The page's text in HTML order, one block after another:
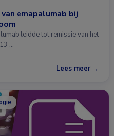
emapalumab bij
leidde tot remissie van het
…
Lees meer →